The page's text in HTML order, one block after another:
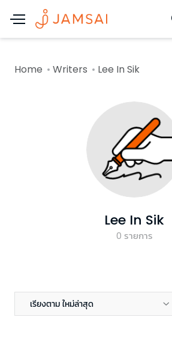
Home Writers Lee In Sik
Lee In Sik
0 รายการ
เรียงตาม ใหม่ล่าสุด